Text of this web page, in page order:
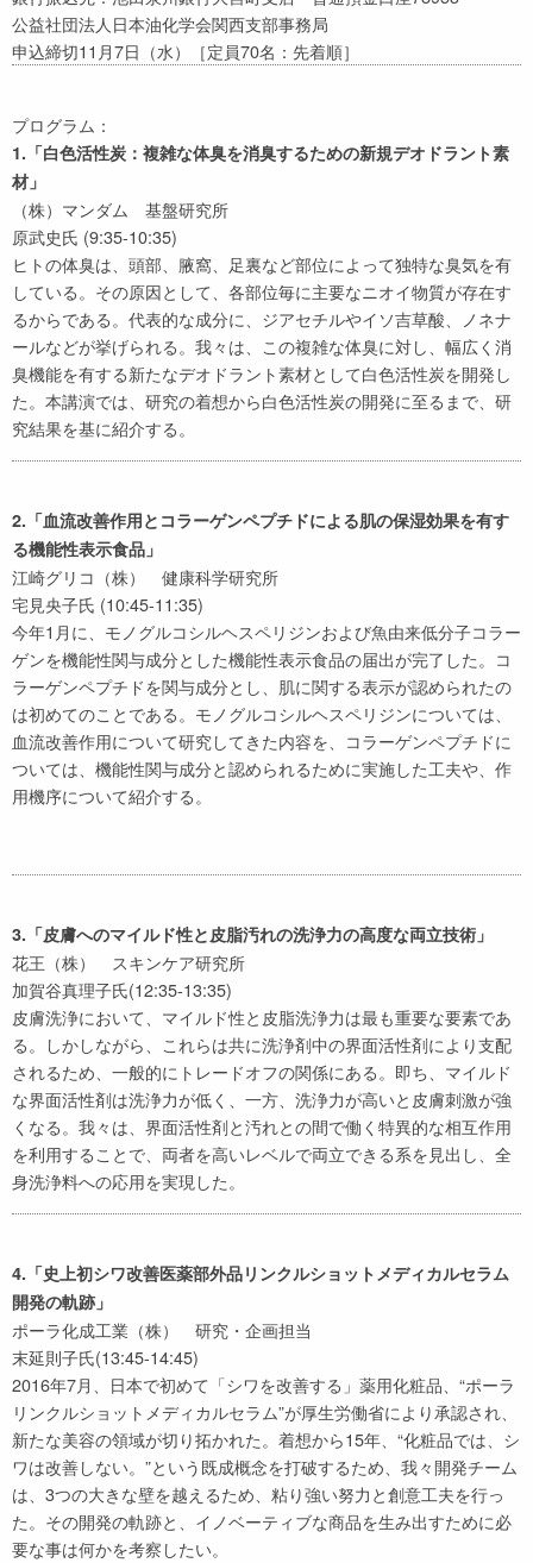
公益社団法人日本油化学会関西支部事務局
申込締切11月7日（水）［定員70名：先着順］
プログラム：
1.「白色活性炭：複雑な体臭を消臭するための新規デオドラント素
材」
（株）マンダム 基盤研究所
原武史氏 (9:35-10:35)
ヒトの体臭は、頭部、腋窩、足裏など部位によって独特な臭気を有
している。その原因として、各部位毎に主要なニオイ物質が存在す
るからである。代表的な成分に、ジアセチルやイソ吉草酸、ノネナ
ールなどが挙げられる。我々は、この複雑な体臭に対し、幅広く消
臭機能を有する新たなデオドラント素材として白色活性炭を開発し
た。本講演では、研究の着想から白色活性炭の開発に至るまで、研
究結果を基に紹介する。
2.「血流改善作用とコラーゲンペプチドによる肌の保湿効果を有す
る機能性表示食品」
江崎グリコ（株） 健康科学研究所
宅見央子氏 (10:45-11:35)
今年1月に、モノグルコシルヘスペリジンおよび魚由来低分子コラー
ゲンを機能性関与成分とした機能性表示食品の届出が完了した。コ
ラーゲンペプチドを関与成分とし、肌に関する表示が認められたの
は初めてのことである。モノグルコシルヘスペリジンについては、
血流改善作用について研究してきた内容を、コラーゲンペプチドに
ついては、機能性関与成分と認められるために実施した工夫や、作
用機序について紹介する。
3.「皮膚へのマイルド性と皮脂汚れの洗浄力の高度な両立技術」
花王（株） スキンケア研究所
加賀谷真理子氏(12:35-13:35)
皮膚洗浄において、マイルド性と皮脂洗浄力は最も重要な要素であ
る。しかしながら、これらは共に洗浄剤中の界面活性剤により支配
されるため、一般的にトレードオフの関係にある。即ち、マイルド
な界面活性剤は洗浄力が低く、一方、洗浄力が高いと皮膚刺激が強
くなる。我々は、界面活性剤と汚れとの間で働く特異的な相互作用
を利用することで、両者を高いレベルで両立できる系を見出し、全
身洗浄料への応用を実現した。
4.「史上初シワ改善医薬部外品リンクルショットメディカルセラム
開発の軌跡」
ポーラ化成工業（株） 研究・企画担当
末延則子氏(13:45-14:45)
2016年7月、日本で初めて「シワを改善する」薬用化粧品、“ポーラ
リンクルショットメディカルセラム”が厚生労働省により承認され、
新たな美容の領域が切り拓かれた。着想から15年、“化粧品では、シ
ワは改善しない。”という既成概念を打破するため、我々開発チーム
は、3つの大きな壁を越えるため、粘り強い努力と創意工夫を行っ
た。その開発の軌跡と、イノベーティブな商品を生み出すために必
要な事は何かを考察したい。